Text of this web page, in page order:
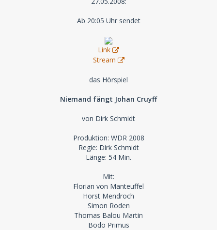
Ab 20:05 Uhr sendet
Link
Stream
das Hörspiel
Niemand fängt Johan Cruyff
von Dirk Schmidt
Produktion: WDR 2008
Regie: Dirk Schmidt
Länge: 54 Min.
Mit:
Florian von Manteuffel
Horst Mendroch
Simon Roden
Thomas Balou Martin
Bodo Primus